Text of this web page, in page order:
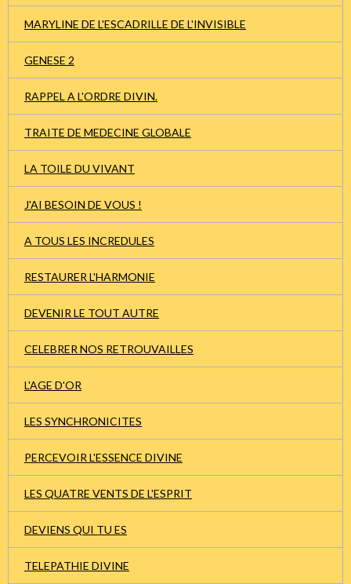
MARYLINE DE L'ESCADRILLE DE L'INVISIBLE
GENESE 2
RAPPEL A L'ORDRE DIVIN.
TRAITE DE MEDECINE GLOBALE
LA TOILE DU VIVANT
J'AI BESOIN DE VOUS !
A TOUS LES INCREDULES
RESTAURER L'HARMONIE
DEVENIR LE TOUT AUTRE
CELEBRER NOS RETROUVAILLES
L'AGE D'OR
LES SYNCHRONICITES
PERCEVOIR L'ESSENCE DIVINE
LES QUATRE VENTS DE L'ESPRIT
DEVIENS QUI TU ES
TELEPATHIE DIVINE